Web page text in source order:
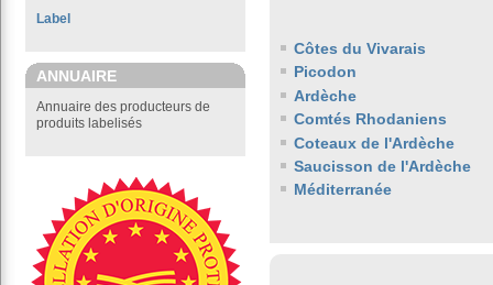
Label
ANNUAIRE
Annuaire des producteurs de
produits labelisés
Côtes du Vivarais
Picodon
Ardèche
Comtés Rhodaniens
Coteaux de l'Ardèche
Saucisson de l'Ardèche
Méditerranée